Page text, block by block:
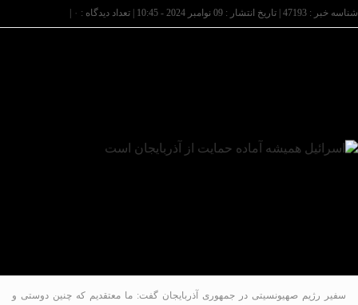
شناسه خبر : 47193 | تاریخ انتشار : 09 نوامبر 2024 - 10:45 | تعداد دیدگاه : ۰
سفیر رژیم صهیونسیتی در جمهوری آذربایجان گفت: ما معتقدیم که چنین دوستی و